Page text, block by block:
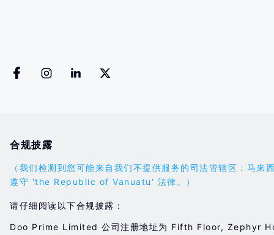
合规披露
（我们检测到您可能来自我们不提供服务的司法管辖区：马
遵守 'the Republic of Vanuatu' 法律。）
请仔细阅读以下合规披露：
Doo Prime Limited 公司注册地址为 Fifth Floor, Zephyr